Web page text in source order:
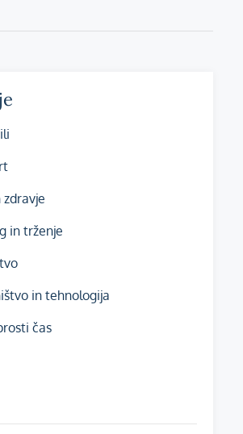
in trženje
in tehnologija
čas